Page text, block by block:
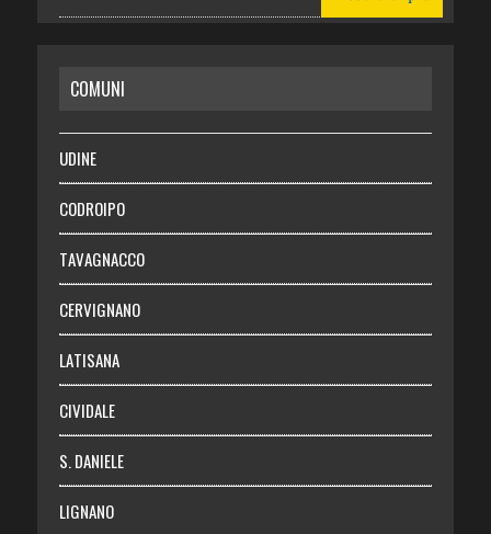
RISPARMIO
SALUTE
Necrologie
Chi siamo
Abbonati
Login
COMUNI
UDINE
CODROIPO
TAVAGNACCO
CERVIGNANO
LATISANA
CIVIDALE
S. DANIELE
LIGNANO